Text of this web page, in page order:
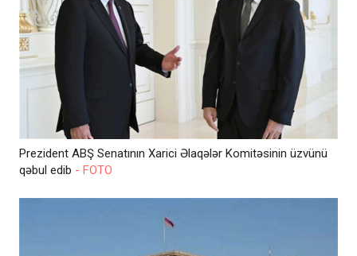
Prezident ABŞ Senatının Xarici Əlaqələr Komitəsinin üzvünü
qəbul edib - FOTO